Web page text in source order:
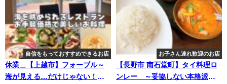
自信をもっておすすめできるお店
休業＿【上越市】フォーブル～
海が見える…だけじゃない！居
お子さん連れ歓迎のお店
【長野市 南石堂町】タイ料理ロ
ンレー ～妥協しない本格派タ